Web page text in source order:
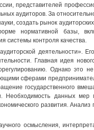
представителей
аудиторов. За
создать рынок
нормативной базы,
системы контроля качества.
деятельности».
Главная идея
Однако это
сферами
государственного
Необходимость данных мер
развития.
осмысления,